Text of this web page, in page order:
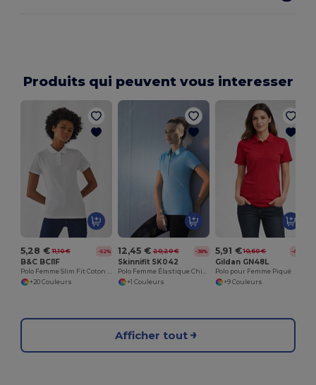
Produits qui peuvent vous interesser
5,28 € 11,10 € -52%
B&C BCI1F
Polo Femme Slim Fit Coton B&C
+20 Couleurs
12,45 € 20,20 € -38%
Skinnifit SK042
Polo Femme Élastique Chic et Confortable
+1 Couleurs
5,91 € 10,60 € -44%
Gildan GN48L
Polo pour Femme Piqué
+9 Couleurs
Afficher tout